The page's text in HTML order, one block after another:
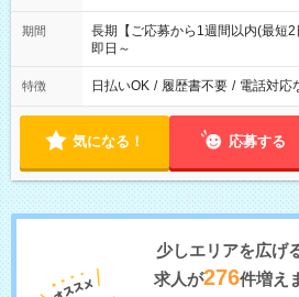
期間
長期【ご応募から1週間以内(最短2
即日～
特徴 日払いOK / 履歴書不要 / 電話対応
気になる！ 応募する
少しエリアを広げ
求人が276件増え